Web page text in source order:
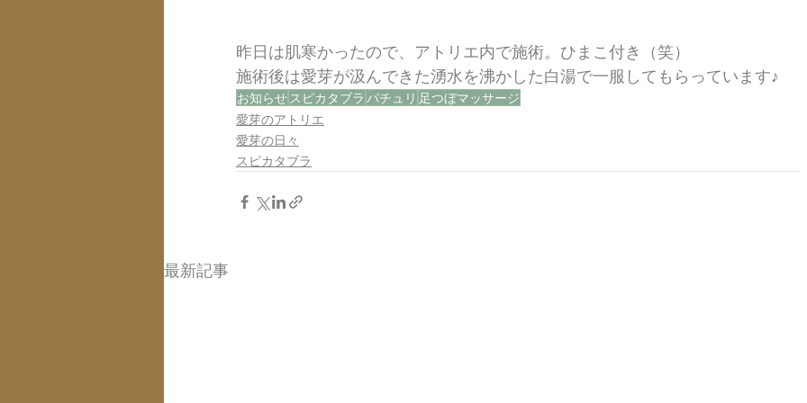
昨日は肌寒かったので、アトリエ内で施術。ひまこ付き（笑）
施術後は愛芽が汲んできた湧水を沸かした白湯で一服してもらっています♪
お知らせスピカタブラ パチュリ 足つぼマッサージ
愛芽のアトリエ
愛芽の日々
スピカタブラ
最新記事